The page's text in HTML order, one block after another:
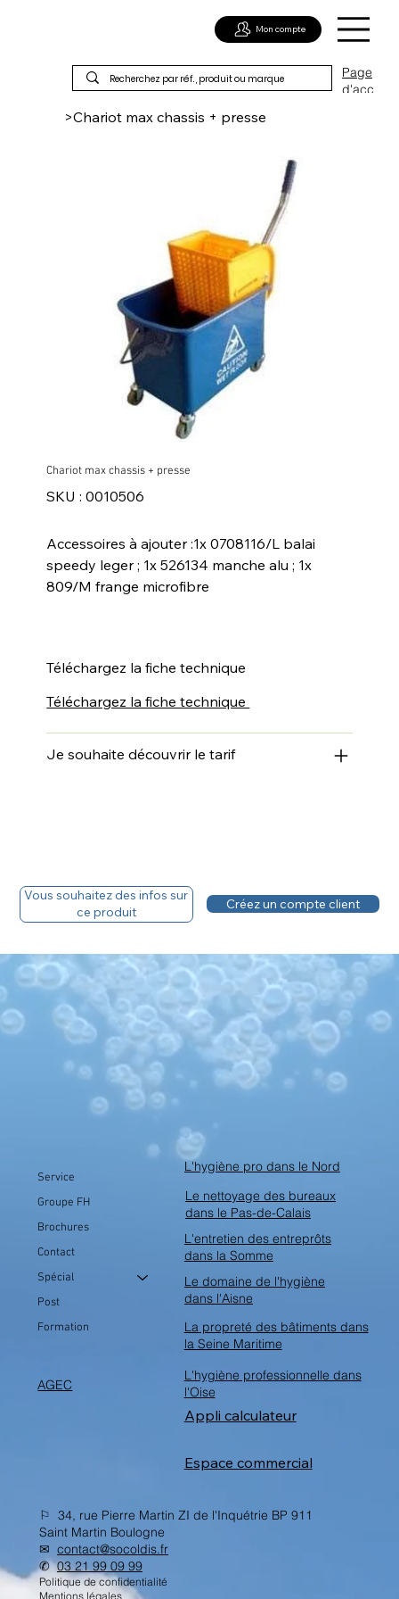
Page
d'acc
Mon compte
>Chariot max chassis + presse
Chariot max chassis + presse
SKU :
SKU
0010506
0010506
Accessoires à ajouter :1x 0708116/L balai
speedy leger ; 1x 526134 manche alu ; 1x
809/M frange microfibre
Téléchargez la fiche technique
Téléchargez la fiche technique
Je souhaite découvrir le tarif
Vous souhaitez des infos sur
ce produit
Créez un compte client
Service
Groupe FH
Brochures
Contact
Spécial
Post
Formation
AGEC
L'hygiène pro dans le Nord
Le nettoyage des bureaux
dans le Pas-de-Calais
L'entretien des entreprôts
dans la Somme
Le domaine de l'hygiène
dans l'Aisne
La propreté des bâtiments dans
la Seine Maritime
L'hygiène professionnelle dans
l'Oise
Espace commercial
Appli calculateur
⚐ 34, rue Pierre Martin ZI de l'Inquétrie BP 911
Saint Martin Boulogne
✉︎ contact@socoldis.fr
✆03 21 99 09 99
Politique de confidentialité
Mentions légales